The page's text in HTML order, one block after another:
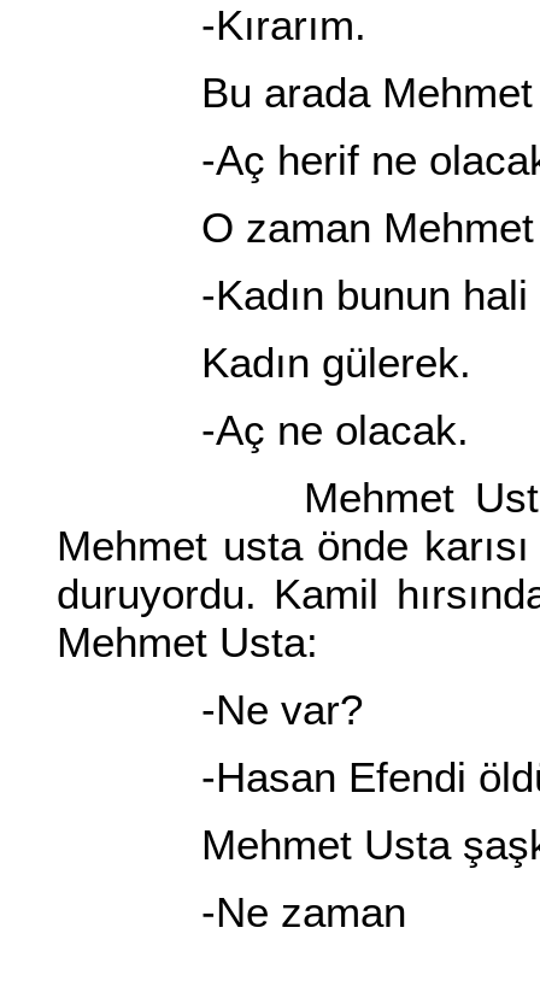
-Kırarım.
Bu arada Mehmet
-Aç herif ne olacak
O zaman Mehmet
-Kadın bunun hali
Kadın gülerek.
-Aç ne olacak.
Mehmet Usta
Mehmet usta önde
duruyordu. Kamil
Mehmet Usta:
-Ne var?
-Hasan Efendi
Mehmet Usta
-Ne zaman